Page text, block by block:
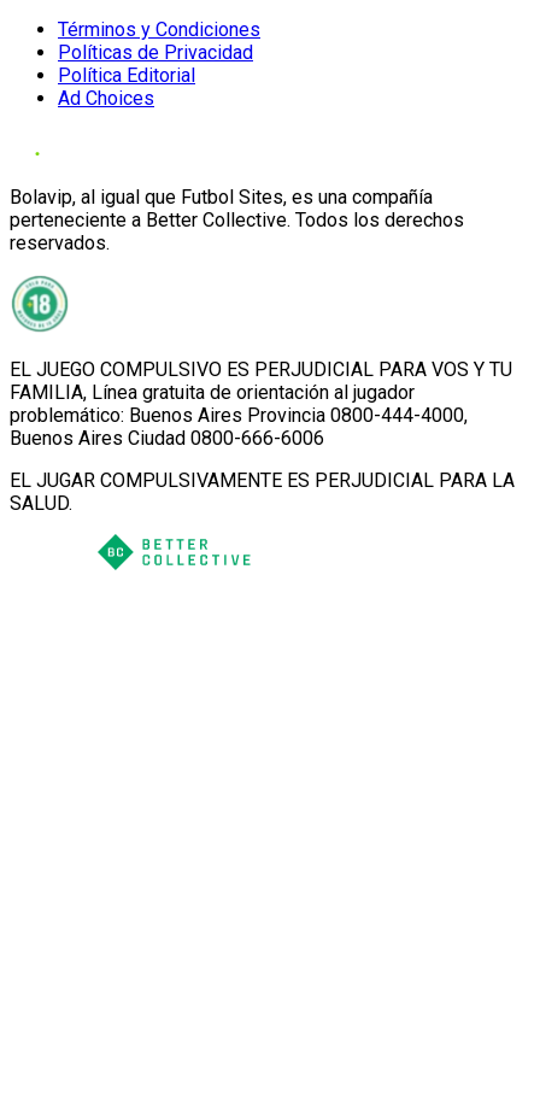
Términos y Condiciones
Políticas de Privacidad
Política Editorial
Ad Choices
Bolavip, al igual que Futbol Sites, es una compañía
perteneciente a Better Collective. Todos los derechos
reservados.
EL JUEGO COMPULSIVO ES PERJUDICIAL PARA VOS Y TU
FAMILIA, Línea gratuita de orientación al jugador
problemático: Buenos Aires Provincia 0800-444-4000,
Buenos Aires Ciudad 0800-666-6006
EL JUGAR COMPULSIVAMENTE ES PERJUDICIAL PARA LA
SALUD.